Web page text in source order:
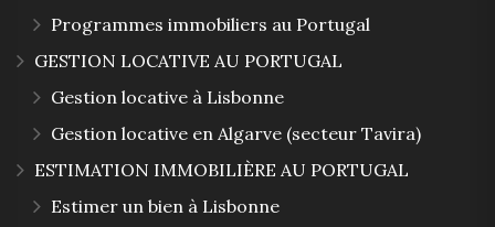
Programmes immobiliers au Portugal
GESTION LOCATIVE AU PORTUGAL
Gestion locative à Lisbonne
Gestion locative en Algarve (secteur Tavira)
ESTIMATION IMMOBILIÈRE AU PORTUGAL
Estimer un bien à Lisbonne